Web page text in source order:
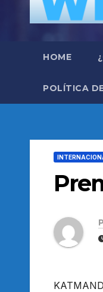
HOME
POLÍTICA